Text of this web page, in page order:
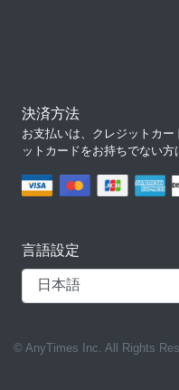
決済方法
お支払いは、クレジットカ
ットカードをお持ちでない方
言語設定
© AnyTimes Inc. All Rights